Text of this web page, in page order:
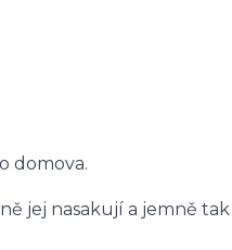
domova.
jej nasakují a jemně tak